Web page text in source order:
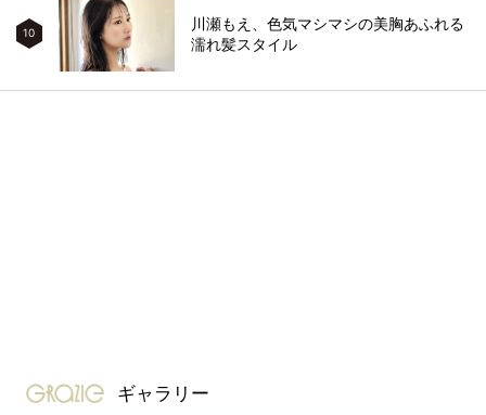
10
川瀬もえ、色気マシマシの美胸あふれる
濡れ髪スタイル
gravure-grazie
ギャラリー